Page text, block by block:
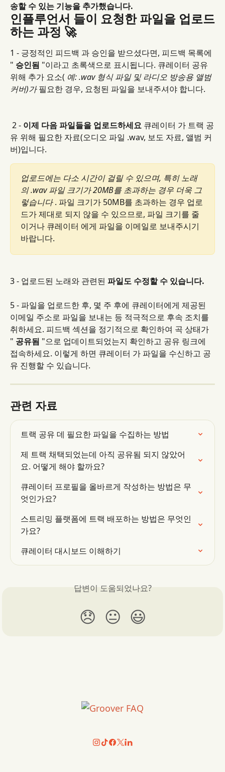
송할 수 있는 기능을 추가했습니다.
인플루언서 들이 요청한 파일을 업로드
하는 과정 🚀
1 - 긍정적인 피드백 과 승인을 받으셨다면, 피드백 목록에
" 승인됨 "이라고 초록색으로 표시됩니다. 큐레이터 공유
위해 추가 요소( 예: .wav 형식 파일 및 라디오 방송용 앨범
커버)가 필요한 경우, 요청된 파일을 보내주셔야 합니다.
2 - 이제 다음 파일들을 업로드하세요 큐레이터 가 트랙 공
유 위해 필요한 자료(오디오 파일 .wav, 보도 자료, 앨범 커
버)입니다.
업로드에는 다소 시간이 걸릴 수 있으며, 특히 노래
의 .wav 파일 크기가 20MB를 초과하는 경우 더욱 그
렇습니다 . 파일 크기가 50MB를 초과하는 경우 업로
드가 제대로 되지 않을 수 있으므로, 파일 크기를 줄
이거나 큐레이터 에게 파일을 이메일로 보내주시기
바랍니다.
3 - 업로드된 노래와 관련된 파일도 수정할 수 있습니다.
5 - 파일을 업로드한 후, 몇 주 후에 큐레이터에게 제공된
이메일 주소로 파일을 보내는 등 적극적으로 후속 조치를
취하세요. 피드백 섹션을 정기적으로 확인하여 곡 상태가
" 공유됨 "으로 업데이트되었는지 확인하고 공유 링크에
접속하세요. 이렇게 하면 큐레이터 가 파일을 수신하고 공
유 진행할 수 있습니다.
관련 자료
트랙 공유 데 필요한 파일을 수집하는 방법
제 트랙 채택되었는데 아직 공유됨 되지 않았어
요. 어떻게 해야 할까요?
큐레이터 프로필을 올바르게 작성하는 방법은 무
엇인가요?
스트리밍 플랫폼에 트랙 배포하는 방법은 무엇인
가요?
큐레이터 대시보드 이해하기
답변이 도움되었나요?
😞 😐 😃